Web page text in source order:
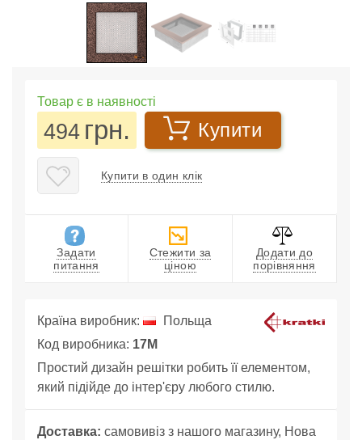
Товар є в наявності
494 грн. Купити
Купити в один клік
Задати
питання
Стежити за
ціною
Додати до
порівняння
Країна виробник:
Польща
Код виробника: 17M
Простий дизайн решітки робить її елементом,
який підійде до інтер'єру любого стилю.
Доставка: самовивіз з нашого магазину, Нова